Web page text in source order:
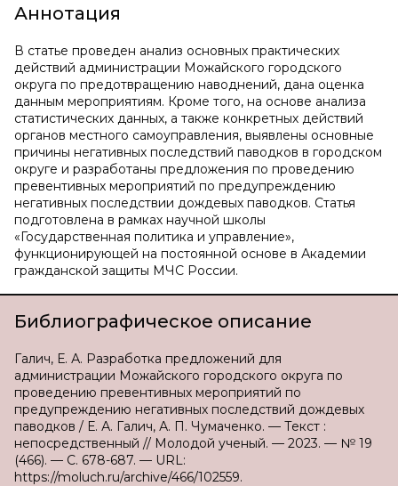
Аннотация
В статье проведен анализ основных практических
действий администрации Можайского городского
округа по предотвращению наводнений, дана оценка
данным мероприятиям. Кроме того, на основе анализа
статистических данных, а также конкретных действий
органов местного самоуправления, выявлены основные
причины негативных последствий паводков в городском
округе и разработаны предложения по проведению
превентивных мероприятий по предупреждению
негативных последствии дождевых паводков. Статья
подготовлена в рамках научной школы
«Государственная политика и управление»,
функционирующей на постоянной основе в Академии
гражданской защиты МЧС России.
Библиографическое описание
Галич, Е. А. Разработка предложений для
администрации Можайского городского округа по
проведению превентивных мероприятий по
предупреждению негативных последствий дождевых
паводков / Е. А. Галич, А. П. Чумаченко. — Текст :
непосредственный // Молодой ученый. — 2023. — № 19
(466). — С. 678-687. — URL:
https://moluch.ru/archive/466/102559.